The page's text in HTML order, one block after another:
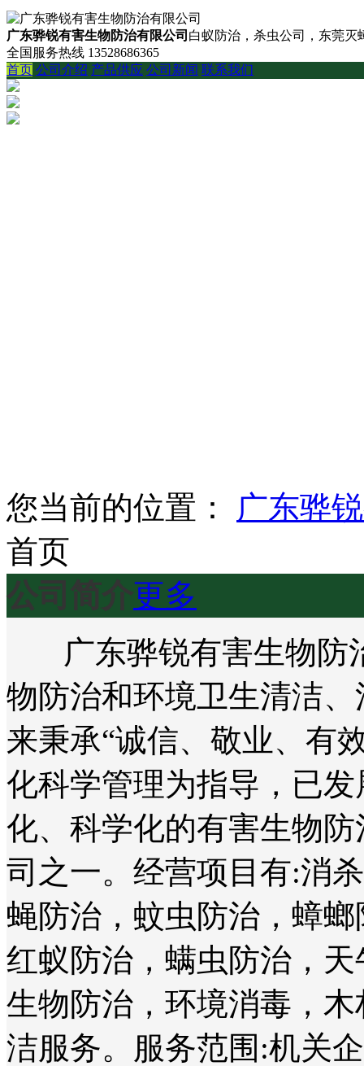
广东骅锐有害生物防治有限公司 白蚁防治，杀虫公司，东莞灭
全国服务热线 13528686365
首页 公司介绍 产品供应 公司新闻 联系我们
您当前的位置：
广东骅
首页
公司简介更多
广东骅锐有害生物防
物防治和环境卫生清洁
来秉承“诚信、敬业、有
化科学管理为指导，已
化、科学化的有害生物
司之一。经营项目有:消
蝇防治，蚊虫防治，蟑
红蚁防治，螨虫防治，
生物防治，环境消毒，
洁服务。服务范围:机关